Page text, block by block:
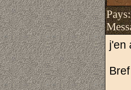
j'en